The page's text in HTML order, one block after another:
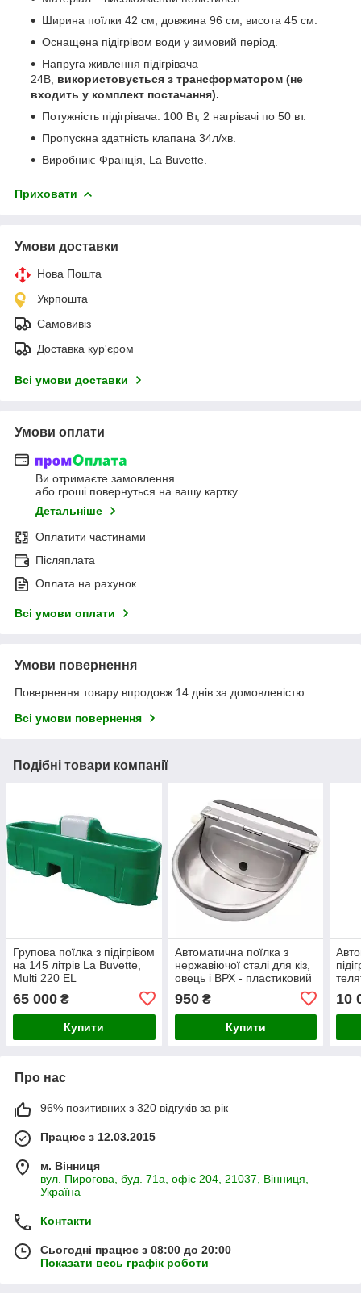
Ширина поїлки 42 см, довжина 96 см, висота 45 см.
Оснащена підігрівом води у зимовий період.
Напруга живлення підігрівача
24В, використовується з трансформатором (не
входить у комплект постачання).
Потужність підігрівача: 100 Вт, 2 нагрівачі по 50 вт.
Пропускна здатність клапана 34л/хв.
Виробник: Франція, La Buvette.
Приховати
Умови доставки
Нова Пошта
Укрпошта
Самовивіз
Доставка кур'єром
Всі умови доставки
Умови оплати
Ви отримаєте замовлення
або гроші повернуться на вашу картку
Детальніше
Оплатити частинами
Післяплата
Оплата на рахунок
Всі умови оплати
Умови повернення
Повернення товару впродовж 14 днів за домовленістю
Всі умови повернення
Подібні товари компанії
Групова поїлка з підігрівом
на 145 літрів La Buvette,
Multi 220 EL
65 000 ₴
Купити
Автоматична поїлка з
нержавіючої сталі для кіз,
овець і ВРХ - пластиковий
950₴
Купити
10
Про нас
96% позитивних з 320 відгуків за рік
Працює з 12.03.2015
м. Вінниця
вул. Пирогова, буд. 71а, офіс 204, 21037, Вінниця,
Україна
Контакти
Сьогодні працює з 08:00 до 20:00
Показати весь графік роботи